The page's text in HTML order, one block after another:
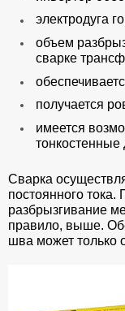
электродуга
объем
сварке
получается
имеется
тонкостенные
Сварка
постоянного
разбрызгивание
правило, выше.
шва может только